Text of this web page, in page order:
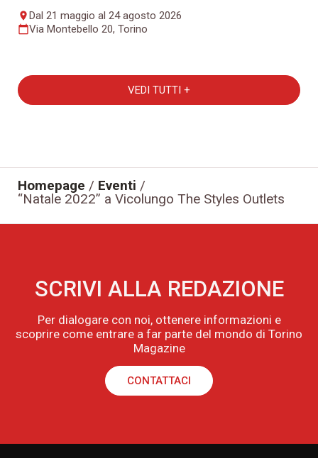
placeDal 21 maggio al 24 agosto 2026
calendar_todayVia Montebello 20, Torino
VEDI TUTTI +
Homepage / Eventi /
“Natale 2022” a Vicolungo The Styles Outlets
SCRIVI ALLA REDAZIONE
Per dialogare con noi, ottenere informazioni e
scoprire come entrare a far parte del mondo di Torino
Magazine
CONTATTACI